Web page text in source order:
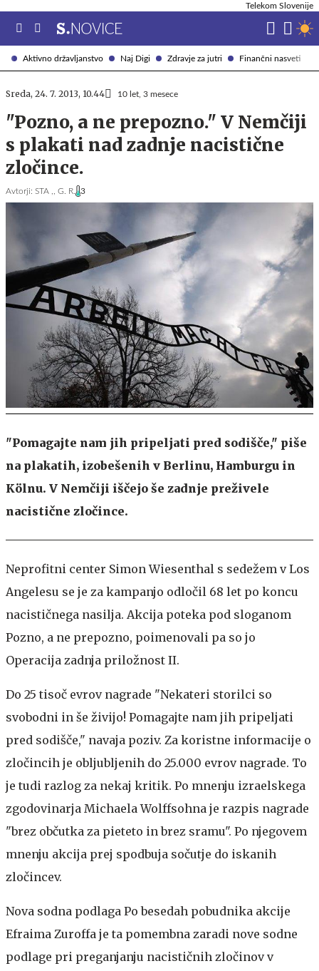
Aktivno državljanstvo Naj Digi Zdravje za jutri Finančni nasveti
Telekom Slovenije
Sreda, 24. 7. 2013, 10.44 10 let, 3 mesece
"Pozno, a ne prepozno." V Nemčiji
s plakati nad zadnje nacistične
zločince.
Avtorji: STA ,, G. R. 3
"Pomagajte nam jih pripeljati pred sodišče," piše
na plakatih, izobešenih v Berlinu, Hamburgu in
Kölnu. V Nemčiji iščejo še zadnje preživele
nacistične zločince.
Neprofitni center Simon Wiesenthal s sedežem v Los
Angelesu se je za kampanjo odločil 68 let po koncu
nacističnega nasilja. Akcija poteka pod sloganom
Pozno, a ne prepozno, poimenovali pa so jo
Operacija zadnja priložnost II.
Do 25 tisoč evrov nagrade "Nekateri storilci so
svobodni in še živijo! Pomagajte nam jih pripeljati
pred sodišče," navaja poziv. Za koristne informacije o
zločincih je obljubljenih do 25.000 evrov nagrade. To
je tudi razlog za nekaj kritik. Po mnenju izraelskega
zgodovinarja Michaela Wolffsohna je razpis nagrade
"brez občutka za pieteto in brez sramu". Po njegovem
mnenju akcija prej spodbuja sočutje do iskanih
zločincev.
Nova sodna podlaga Po besedah pobudnika akcije
Efraima Zuroffa je ta pomembna zaradi nove sodne
podlage pri preganjanju nacističnih zločinov v